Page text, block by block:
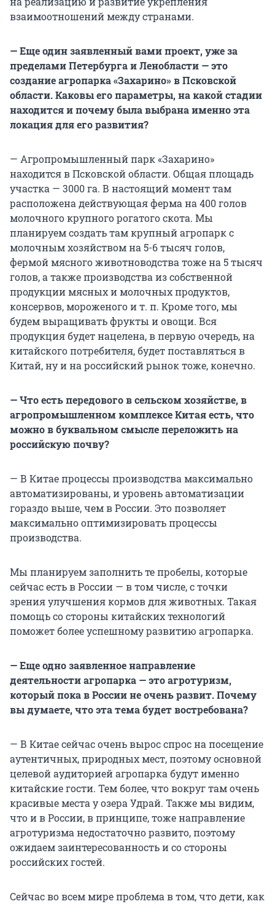
взаимоотношений между странами.
— Еще один заявленный вами проект, уже за
пределами Петербурга и Ленобласти — это
создание агропарка «Захарино» в Псковской
области. Каковы его параметры, на какой стадии
находится и почему была выбрана именно эта
локация для его развития?
— Агропромышленный парк «Захарино»
находится в Псковской области. Общая площадь
участка — 3000 га. В настоящий момент там
расположена действующая ферма на 400 голов
молочного крупного рогатого скота. Мы
планируем создать там крупный агропарк с
молочным хозяйством на 5-6 тысяч голов,
фермой мясного животноводства тоже на 5 тысяч
голов, а также производства из собственной
продукции мясных и молочных продуктов,
консервов, мороженого и т. п. Кроме того, мы
будем выращивать фрукты и овощи. Вся
продукция будет нацелена, в первую очередь, на
китайского потребителя, будет поставляться в
Китай, ну и на российский рынок тоже, конечно.
— Что есть передового в сельском хозяйстве, в
агропромышленном комплексе Китая есть, что
можно в буквальном смысле переложить на
российскую почву?
— В Китае процессы производства максимально
автоматизированы, и уровень автоматизации
гораздо выше, чем в России. Это позволяет
максимально оптимизировать процессы
производства.
Мы планируем заполнить те пробелы, которые
сейчас есть в России — в том числе, с точки
зрения улучшения кормов для животных. Такая
помощь со стороны китайских технологий
поможет более успешному развитию агропарка.
— Еще одно заявленное направление
деятельности агропарка — это агротуризм,
который пока в России не очень развит. Почему
вы думаете, что эта тема будет востребована?
— В Китае сейчас очень вырос спрос на посещение
аутентичных, природных мест, поэтому основной
целевой аудиторией агропарка будут именно
китайские гости. Тем более, что вокруг там очень
красивые места у озера Удрай. Также мы видим,
что и в России, в принципе, тоже направление
агротуризма недостаточно развито, поэтому
ожидаем заинтересованность и со стороны
российских гостей.
Сейчас во всем мире проблема в том, что дети, как